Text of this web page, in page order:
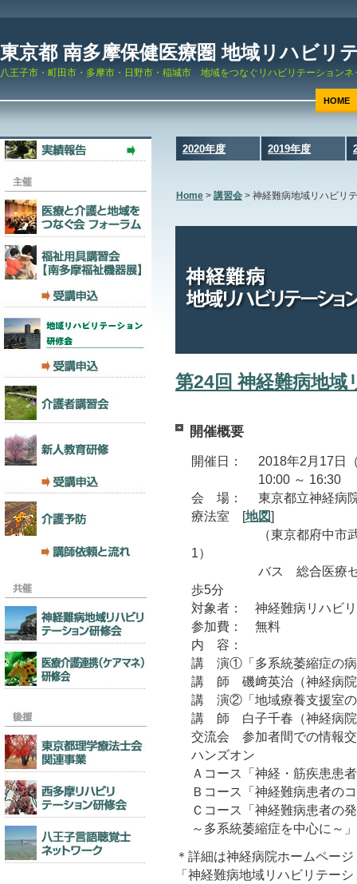
東京都 南多摩保健医療圏 地域リハビリ
八王子市・町田市・多摩市・日野市・稲城市 地域をつなぐリハビリテーションネ
HOME
2020年度 2019年度
Home > 講習会 > 神経難病地域リハビリ
第24回 神経難病地
開催概要
開催日： 2018年2月17日
10:00 ～ 16:30
会 場： 東京都立神経病
療法室 [地図]
（東京都府中市武
1）
バス 総合医療セン
歩5分
対象者： 神経難病リハビ
参加費： 無料
内 容：
講 演①「多系統萎縮症の病
講 師 磯﨑英治（神経病
講 演②「地域療養支援室の
講 師 白子千春（神経病
交流会 参加者間での情報
ハンズオン
Ａコース「神経・筋疾患患
Ｂコース「神経難病患者の
Ｃコース「神経難病患者の
～多系統萎縮症を中心に～
＊詳細は神経病院ホームペー
「神経難病地域リハビリテー